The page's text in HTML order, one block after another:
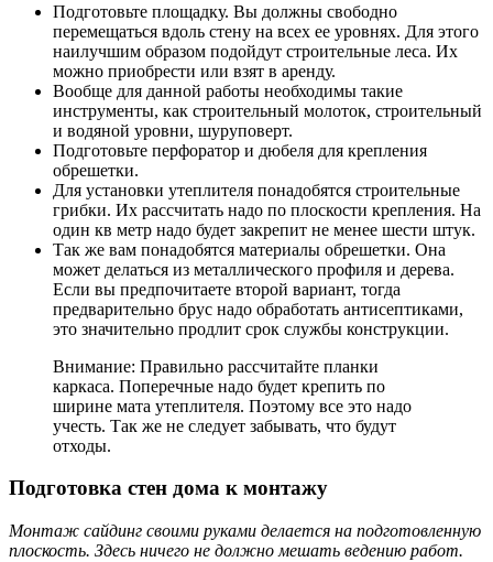
Подготовьте площадку. Вы должны свободно
перемещаться вдоль стену на всех ее уровнях. Для этого
наилучшим образом подойдут строительные леса. Их
можно приобрести или взят в аренду.
Вообще для данной работы необходимы такие
инструменты, как строительный молоток, строительный
и водяной уровни, шуруповерт.
Подготовьте перфоратор и дюбеля для крепления
обрешетки.
Для установки утеплителя понадобятся строительные
грибки. Их рассчитать надо по плоскости крепления. На
один кв метр надо будет закрепит не менее шести штук.
Так же вам понадобятся материалы обрешетки. Она
может делаться из металлического профиля и дерева.
Если вы предпочитаете второй вариант, тогда
предварительно брус надо обработать антисептиками,
это значительно продлит срок службы конструкции.
Внимание: Правильно рассчитайте планки
каркаса. Поперечные надо будет крепить по
ширине мата утеплителя. Поэтому все это надо
учесть. Так же не следует забывать, что будут
отходы.
Подготовка стен дома к монтажу
Монтаж сайдинг своими руками делается на подготовленную
плоскость. Здесь ничего не должно мешать ведению работ.